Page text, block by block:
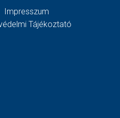
Impresszum
Tájékoztató